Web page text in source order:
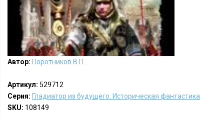
Автор: Поротников В.П.
Артикул: 529712
Серия: Гладиатор из будущего. Историческая фантастика
SKU: 108149